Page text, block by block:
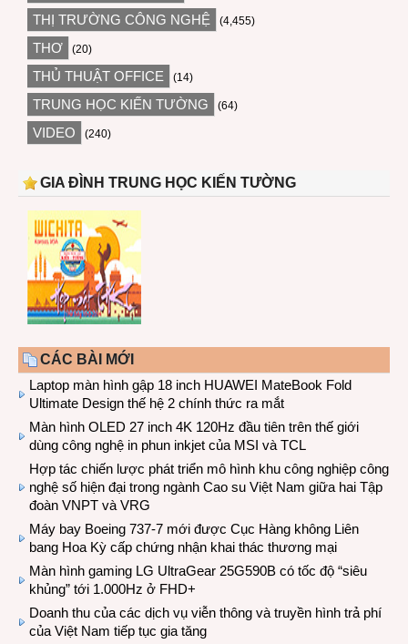
THỊ TRƯỜNG CÔNG NGHỆ (4,455)
THƠ (20)
THỦ THUẬT OFFICE (14)
TRUNG HỌC KIẾN TƯỜNG (64)
VIDEO (240)
GIA ĐÌNH TRUNG HỌC KIẾN TƯỜNG
CÁC BÀI MỚI
Laptop màn hình gập 18 inch HUAWEI MateBook Fold
Ultimate Design thế hệ 2 chính thức ra mắt
Màn hình OLED 27 inch 4K 120Hz đầu tiên trên thế giới
dùng công nghệ in phun inkjet của MSI và TCL
Hợp tác chiến lược phát triển mô hình khu công nghiệp công
nghệ số hiện đại trong ngành Cao su Việt Nam giữa hai Tập
đoàn VNPT và VRG
Máy bay Boeing 737-7 mới được Cục Hàng không Liên
bang Hoa Kỳ cấp chứng nhận khai thác thương mại
Màn hình gaming LG UltraGear 25G590B có tốc độ “siêu
khủng” tới 1.000Hz ở FHD+
Doanh thu của các dịch vụ viễn thông và truyền hình trả phí
của Việt Nam tiếp tục gia tăng